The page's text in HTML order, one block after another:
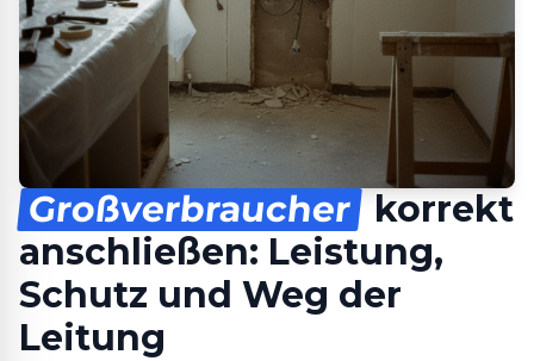
Großverbraucher korrekt
anschließen: Leistung,
Schutz und Weg der
Leitung